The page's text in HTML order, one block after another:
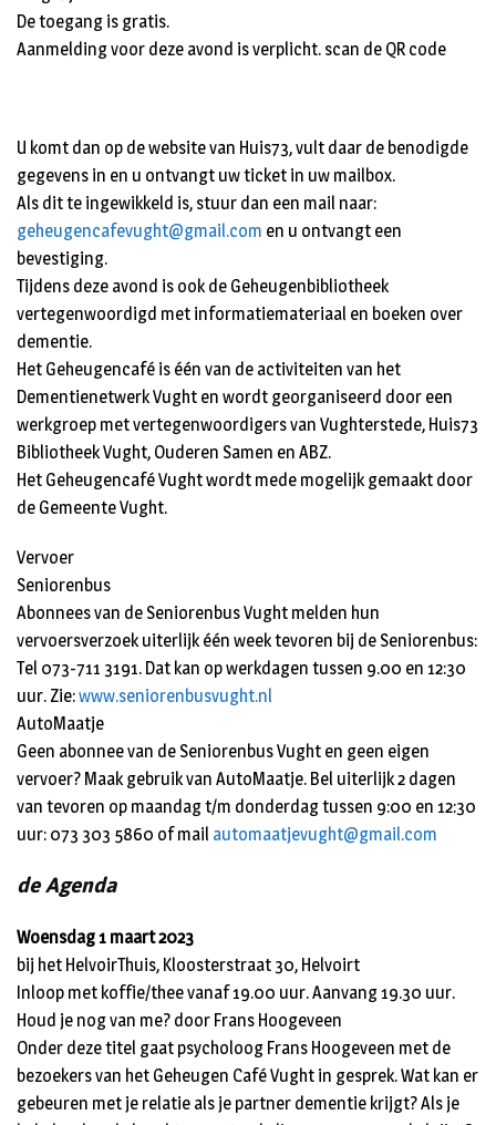
De toegang is gratis.
Aanmelding voor deze avond is verplicht. scan de QR code
U komt dan op de website van Huis73, vult daar de benodigde
gegevens in en u ontvangt uw ticket in uw mailbox.
Als dit te ingewikkeld is, stuur dan een mail naar:
geheugencafevught@gmail.com en u ontvangt een
bevestiging.
Tijdens deze avond is ook de Geheugenbibliotheek
vertegenwoordigd met informatiemateriaal en boeken over
dementie.
Het Geheugencafé is één van de activiteiten van het
Dementienetwerk Vught en wordt georganiseerd door een
werkgroep met vertegenwoordigers van Vughterstede, Huis73
Bibliotheek Vught, Ouderen Samen en ABZ.
Het Geheugencafé Vught wordt mede mogelijk gemaakt door
de Gemeente Vught.
Vervoer
Seniorenbus
Abonnees van de Seniorenbus Vught melden hun
vervoersverzoek uiterlijk één week tevoren bij de Seniorenbus:
Tel 073-711 3191. Dat kan op werkdagen tussen 9.00 en 12:30
uur. Zie:www.seniorenbusvught.nl
AutoMaatje
Geen abonnee van de Seniorenbus Vught en geen eigen
vervoer? Maak gebruik van AutoMaatje. Bel uiterlijk 2 dagen
van tevoren op maandag t/m donderdag tussen 9:00 en 12:30
uur: 073 303 5860 of mail automaatjevught@gmail.com
de Agenda
Woensdag 1 maart 2023
bij het HelvoirThuis, Kloosterstraat 30, Helvoirt
Inloop met koffie/thee vanaf 19.00 uur. Aanvang 19.30 uur.
Houd je nog van me? door Frans Hoogeveen
Onder deze titel gaat psycholoog Frans Hoogeveen met de
bezoekers van het Geheugen Café Vught in gesprek. Wat kan er
gebeuren met je relatie als je partner dementie krijgt? Als je